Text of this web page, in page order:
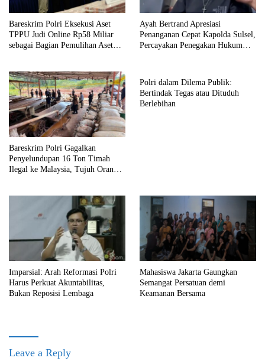
Bareskrim Polri Eksekusi Aset
TPPU Judi Online Rp58 Miliar
sebagai Bagian Pemulihan Aset
Ayah Bertrand Apresiasi
Penanganan Cepat Kapolda Sulsel,
Percayakan Penegakan Hukum
Bareskrim Polri Gagalkan
Penyelundupan 16 Ton Timah
Ilegal ke Malaysia, Tujuh Orang
Polri dalam Dilema Publik:
Bertindak Tegas atau Dituduh
Berlebihan
Imparsial: Arah Reformasi Polri
Harus Perkuat Akuntabilitas,
Bukan Reposisi Lembaga
Mahasiswa Jakarta Gaungkan
Semangat Persatuan demi
Keamanan Bersama
Leave a Reply